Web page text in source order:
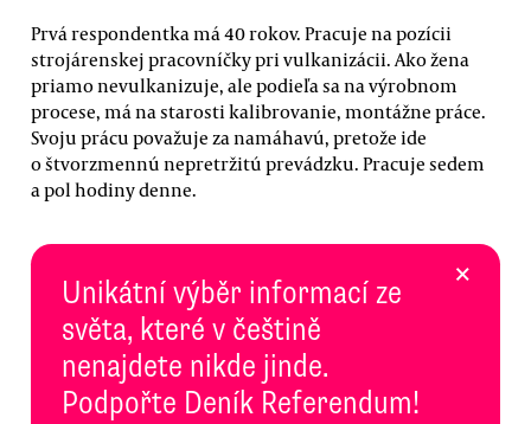
Prvá respondentka má 40 rokov. Pracuje na pozícii
strojárenskej pracovníčky pri vulkanizácii. Ako žena
priamo nevulkanizuje, ale podieľa sa na výrobnom
procese, má na starosti kalibrovanie, montážne práce.
Svoju prácu považuje za namáhavú, pretože ide
o štvorzmennú nepretržitú prevádzku. Pracuje sedem
a pol hodiny denne.
Unikátní výběr informací ze
světa, které v češtině
nenajdete nikde jinde.
Podpořte Deník Referendum!
×